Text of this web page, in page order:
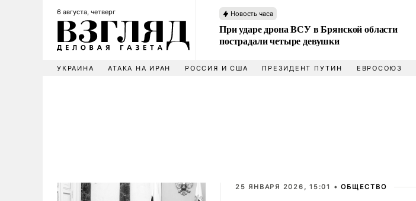
6 августа, четверг Новость часа
При ударе дрона ВСУ в Брянской области
пострадали четыре девушки
УКРАИНА АТАКА НА ИРАН РОССИЯ И США ПРЕЗИДЕНТ ПУТИН ЕВРОСОЮЗ
25 ЯНВАРЯ 2026, 15:01 •ОБЩЕСТВО